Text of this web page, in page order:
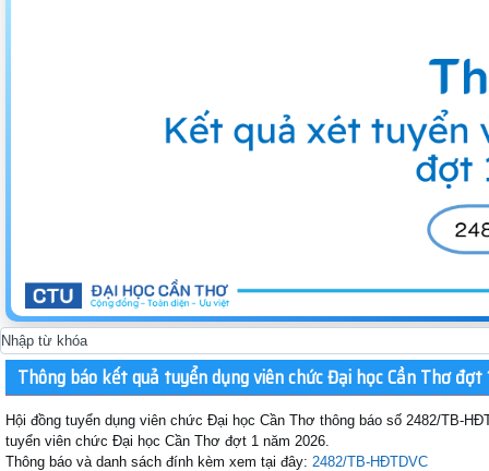
Thông báo kết quả tuyển dụng viên chức Đại học Cần Thơ
Hội đồng tuyển dụng viên chức Đại học Cần Thơ thông báo số 2482/TB-
tuyển viên chức Đại học Cần Thơ đợt 1 năm 2026.
Thông báo và danh sách đính kèm xem tại đây: 2482/TB-HĐTDVC